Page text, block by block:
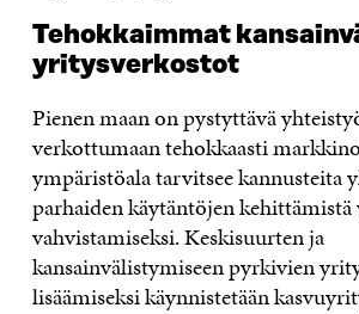
Tehokkaimmat
yritysverkostot
Pienen maan on pystyttävä
verkottumaan tehokkaasti
ympäristöala tarvitsee kannusteita
parhaiden käytäntöjen kehittämistä
vahvistamiseksi. Keskisuurten ja
kansainvälistymiseen pyrkivien
lisäämiseksi käynnistetään